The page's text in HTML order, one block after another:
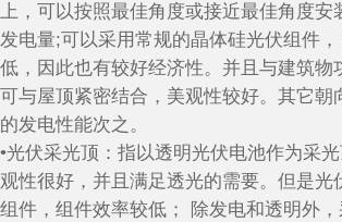
上，可以按照最佳角度或接近最佳角度安
发电量;可以采用常规的晶体硅光伏组件
低，因此也有较好经济性。并且与建筑物
可与屋顶紧密结合，美观性较好。其它朝
的发电性能次之。
•光伏采光顶：指以透明光伏电池作为采
观性很好，并且满足透光的需要。但是光
组件，组件效率较低； 除发电和透明外